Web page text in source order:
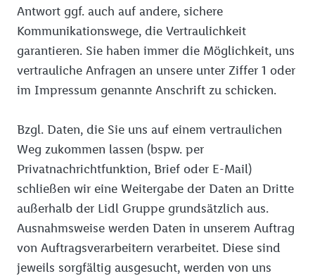
Antwort ggf. auch auf andere, sichere
Kommunikationswege, die Vertraulichkeit
garantieren. Sie haben immer die Möglichkeit, uns
vertrauliche Anfragen an unsere unter Ziffer 1 oder
im Impressum genannte Anschrift zu schicken.
Bzgl. Daten, die Sie uns auf einem vertraulichen
Weg zukommen lassen (bspw. per
Privatnachrichtfunktion, Brief oder E-Mail)
schließen wir eine Weitergabe der Daten an Dritte
außerhalb der Lidl Gruppe grundsätzlich aus.
Ausnahmsweise werden Daten in unserem Auftrag
von Auftragsverarbeitern verarbeitet. Diese sind
jeweils sorgfältig ausgesucht, werden von uns